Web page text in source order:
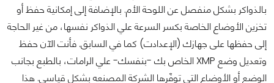
بالذواكر بشكل منفصل عن اللوحة الأم. بالإضافة إلى إمكانية حفظ أو
تخزين الأوضاع الخاصة بكسر السرعة علي الذواكر نفسها، من غير الحاجة
إلى حفظها على جهازك (الإعدادت) كما في السابق. فأنت الآن حفظ
وتعديل وضع XMP الخاص بك -بنفسك- علي الرامات، بالطبع بجانب
الوضع أو الأوضاع التي توفّرها الشركة المصنعه بشكل قياسي. هذا